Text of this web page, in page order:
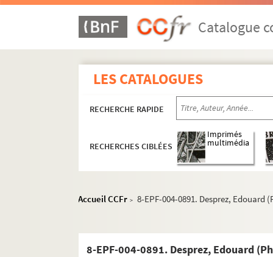
Catalogue
LES CATALOGUES
RECHERCHE RAPIDE
RECHERCHES CIBLÉES
Imprimés
multimédia
Accueil CCFr > 8-EPF-004-0891. Desprez,
8-EPF-004-0891. Desprez, Edouard
15e arrondissement
16e arrondissement
Dossier n° 2
Dossier n° 4
Dossier n° 7
Dossier n° 8
Dossier n° 12